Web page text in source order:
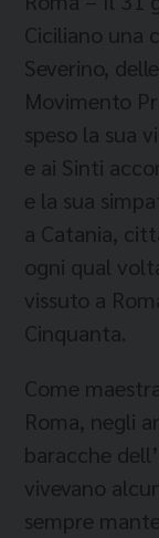
Ciciliano una
Severino,
Movimento
speso la sua
e ai Sinti
e la sua
a Catania,
ogni qual
vissuto a
Cinquanta.
Come
Roma, negli
baracche
vivevano
sempre